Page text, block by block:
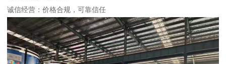
诚信经营：价格合规，可靠信任